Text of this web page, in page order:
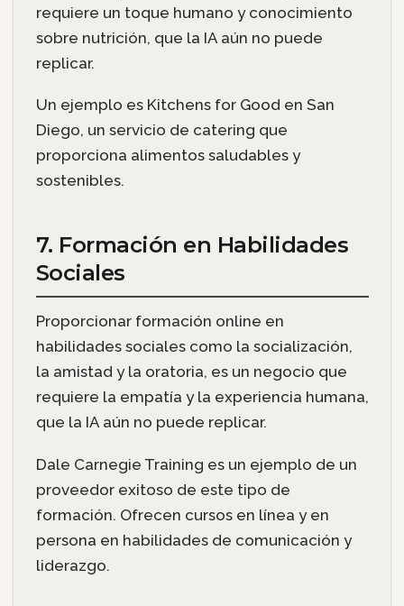
requiere un toque humano y conocimiento
sobre nutrición, que la IA aún no puede
replicar.
Un ejemplo es Kitchens for Good en San
Diego, un servicio de catering que
proporciona alimentos saludables y
sostenibles.
7. Formación en Habilidades
Sociales
Proporcionar formación online en
habilidades sociales como la socialización,
la amistad y la oratoria, es un negocio que
requiere la empatía y la experiencia humana,
que la IA aún no puede replicar.
Dale Carnegie Training es un ejemplo de un
proveedor exitoso de este tipo de
formación. Ofrecen cursos en línea y en
persona en habilidades de comunicación y
liderazgo.